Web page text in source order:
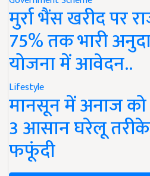
मुर्रा भैंस खरीद पर
75% तक भारी
योजना में आवेदन..
Lifestyle
मानसून में अनाज
3 आसान घरेलू
फफूंदी